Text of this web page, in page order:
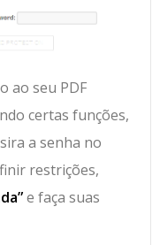
ao seu PDF
certas funções,
a senha no
restrições,
e faça suas